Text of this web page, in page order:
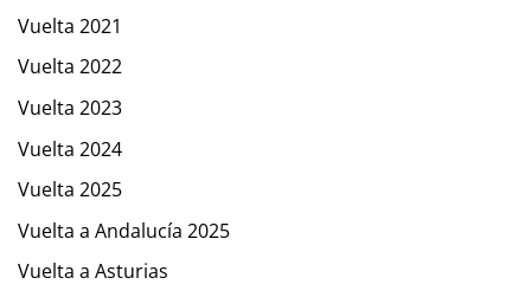
Vuelta 2021
Vuelta 2022
Vuelta 2023
Vuelta 2024
Vuelta 2025
Vuelta a Andalucía 2025
Vuelta a Asturias